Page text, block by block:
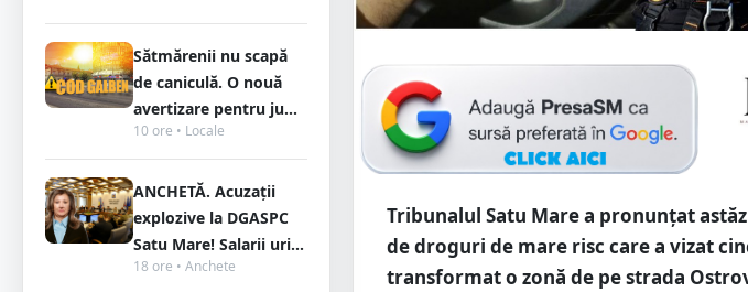
Sătmărenii nu scapă
de caniculă. O nouă
avertizare pentru ju...
10 ore • Locale
ANCHETĂ. Acuzații
explozive la DGASPC
Satu Mare! Salarii uri...
18 ore • Anchete
Tribunalul Satu Mare a pronunțat
de droguri de mare risc care a vizat
transformat o zonă de pe strada